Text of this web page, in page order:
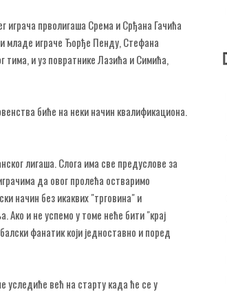
играча прволигаша Срема и Срђана Гачића
младе играче Ђорђе Пенду, Стефана
тима, и уз повратнике Лазића и Симића,
биће на неки начин квалификациона.
лигаша. Слога има све предуслове за
да овог пролећа остваримо
начин без икаквих "трговина" и
Ако и не успемо у томе неће бити "крај
фанатик који једноставно и поред
уследиће већ на старту када ће се у